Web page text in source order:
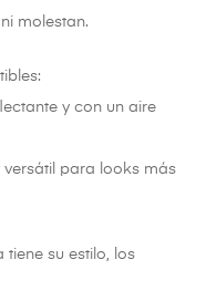
molestan.
y con un aire
versátil para looks más
su estilo, los